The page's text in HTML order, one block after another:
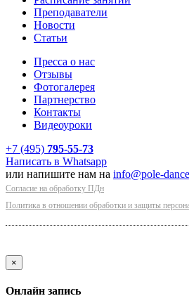
Преподаватели
Новости
Статьи
Пресса о нас
Отзывы
Фотогалерея
Партнерство
Контакты
Видеоуроки
+7 (495) 795-55-73
Написать в Whatsapp
или напишите нам на info@pole-
Согласие на обработку ПДн
Политика в отношении обработки и защиты
×
Онлайн запись